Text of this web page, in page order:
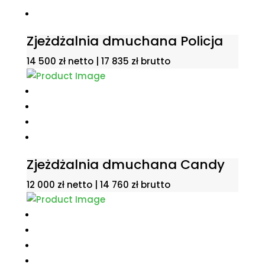
Zjeżdżalnia dmuchana Policja
14 500 zł netto | 17 835 złbrutto
Zjeżdżalnia dmuchana Candy
12 000 zł netto | 14 760 złbrutto